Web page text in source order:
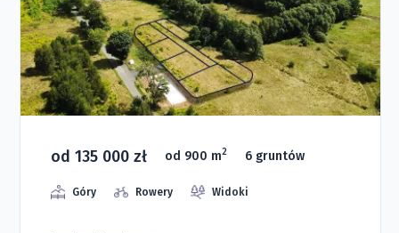
od 135 000 zł od 900 m2 6 gruntów
Góry Rowery Widoki